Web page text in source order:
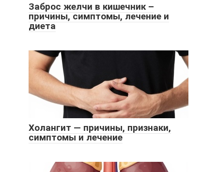
Заброс желчи в кишечник –
причины, симптомы, лечение и
диета
Холангит — причины, признаки,
симптомы и лечение